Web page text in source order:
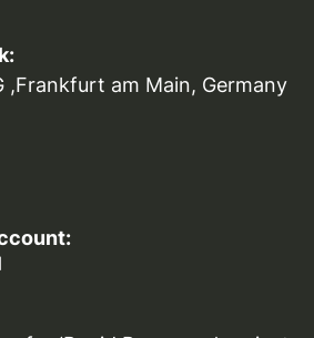
,Frankfurt am Main, Germany